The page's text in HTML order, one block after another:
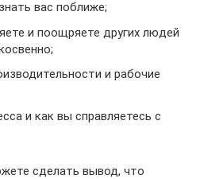
вас поближе;
и поощряете других людей
и рабочие
и как вы справляетесь с
сделать вывод, что